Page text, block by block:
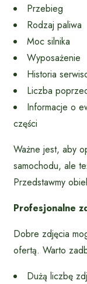
Przebieg
Rodzaj paliwa
Moc silnika
Wyposażenie
Historia
Liczba
Informacje o
części
Ważne jest, aby
samochodu, ale
Przedstawmy
Profesjonalne
Dobre zdjęcia
ofertą. Warto
Dużą liczbę